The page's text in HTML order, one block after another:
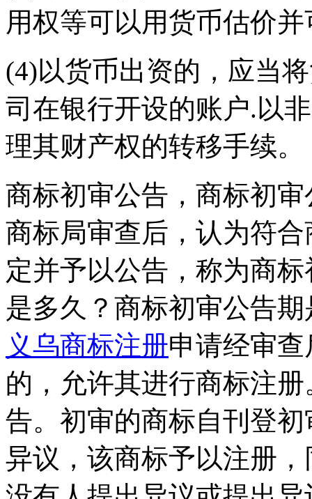
用权等可以用货币估价
(4)以货币出资的，应当
司在银行开设的账户.以
理其财产权的转移手续。
商标初审公告，商标初
商标局审查后，认为符
定并予以公告，称为商
是多久？商标初审公告
义乌商标注册申请经审
的，允许其进行商标注
告。初审的商标自刊登
异议，该商标予以注册